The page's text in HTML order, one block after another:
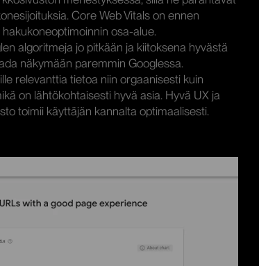
Core Web Vitals on ennen
osa-alue.
algoritmeja jo pitkään ja kiitoksena hyvästä
näkymään paremmin Googlessa.
relevanttia tietoa niin orgaanisesti kuin
on lähtökohtaisesti hyvä asia. Hyvä UX ja
toimii käyttäjän kannalta optimaalisesti.